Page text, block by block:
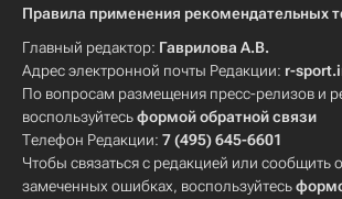
Правила применения рекомендательных
Главный редактор: Гаврилова А.В.
Адрес электронной почты Редакции: r-
По вопросам размещения пресс-релизов и
воспользуйтесьформой обратной связи
Телефон Редакции: 7 (495) 645-6601
Чтобы связаться с редакцией или сообщить
замеченных ошибках, воспользуйтесь